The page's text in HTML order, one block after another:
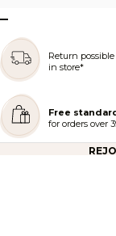
–
Return possible
in store*
Free
for orders over